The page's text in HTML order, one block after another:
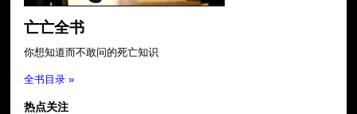
亡亡全书
你想知道而不敢问的死亡知识
全书目录 »
热点关注